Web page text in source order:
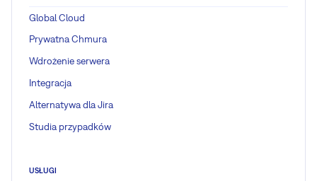
Global Cloud
Prywatna Chmura
Wdrożenie serwera
Integracja
Alternatywa dla Jira
Studia przypadków
USŁUGI